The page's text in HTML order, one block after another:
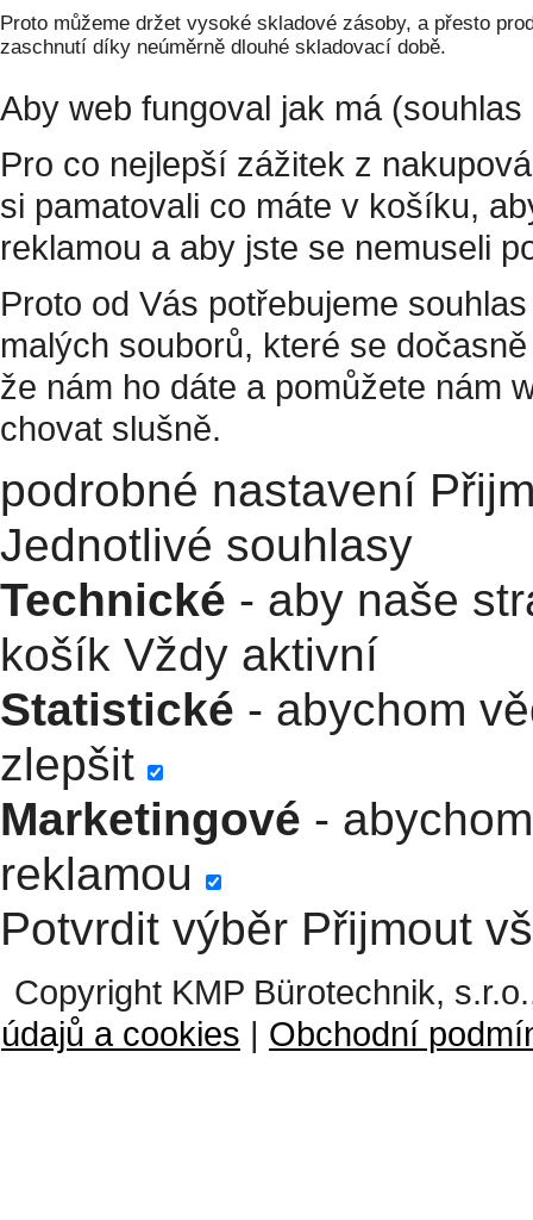
Proto můžeme držet vysoké skladové zásoby, a přesto
zaschnutí díky neúměrně dlouhé skladovací době.
Aby web fungoval jak má
Pro co nejlepší zážitek z
si pamatovali co máte v košíku,
reklamou a aby jste se nemuseli
Proto od Vás potřebujeme
malých souborů, které se
že nám ho dáte a pomůžete nám
chovat slušně.
podrobné nastavení
Jednotlivé souhlasy
Technické - aby naše
košík Vždy aktivní
Statistické - abychom
zlepšit
Marketingové -
reklamou
Potvrdit výběr Přijmout
Copyright KMP Bürotechnik,
údajů a cookies | Obchodní